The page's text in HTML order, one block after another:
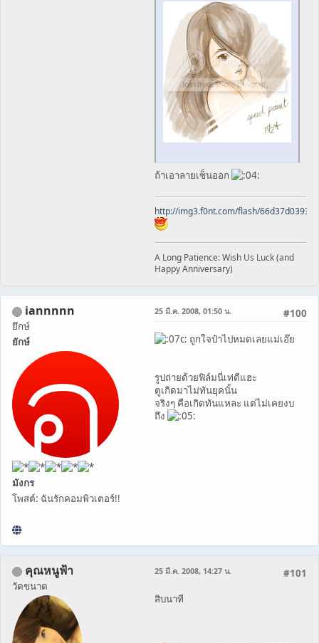
ถ้าเอาลายเซ็นออก
http://img3.f0nt.com/flash/
A Long Patience: Wish Us Luck (and
Happy Anniversary)
iannnnn
ยึกษ์
ยักษ์
มังกร
โพสต์: ฉันรักคอมพิวเตอร์!!
#100
25 มี.ค. 2008, 01:50 น.
ถูกใจป๋าไปหมดเลยแม่เอ๊ย
รูปถ่ายด้วยฟิล์มนี่เท่ดีแฮะ
ตูเกิดมาไม่ทันยุคนั้น
จริงๆ คือเกิดทันแหละ แต่ไม่เคยงบ
ถึง
คุณหนูฟ้า
วัดขนาด
#101
25 มี.ค. 2008, 14:27 น.
สิบนาที